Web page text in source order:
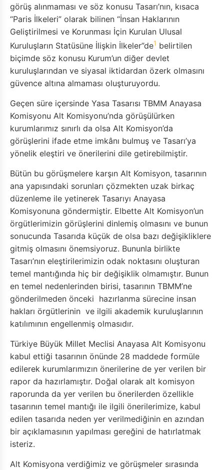
görüş alınmaması ve söz konusu Tasarı’nın, kısaca
“Paris İlkeleri” olarak bilinen “İnsan Haklarının
Geliştirilmesi ve Korunması İçin Kurulan Ulusal
Kuruluşların Statüsüne İlişkin İlkeler”de1 belirtilen
biçimde söz konusu Kurum’un diğer devlet
kuruluşlarından ve siyasal iktidardan özerk olmasını
güvence altına almaması oluşturuyordu.
Geçen süre içersinde Yasa Tasarısı TBMM Anayasa
Komisyonu Alt Komisyonu’nda görüşülürken
kurumlarımız sınırlı da olsa Alt Komisyon’da
görüşlerini ifade etme imkânı bulmuş ve Tasarı’ya
yönelik eleştiri ve önerilerini dile getirebilmiştir.
Bütün bu görüşmelere karşın Alt Komisyon, tasarının
ana yapısındaki sorunları çözmekten uzak birkaç
düzenleme ile yetinerek Tasarıyı Anayasa
Komisyonuna göndermiştir. Elbette Alt Komisyon’un
örgütlerimizin görüşlerini dinlemiş olmasını ve bunun
sonucunda Tasarıda küçük de olsa bazı değişikliklere
gitmiş olmasını önemsiyoruz. Bununla birlikte
Tasarı’nın eleştirilerimizin odak noktasını oluşturan
temel mantığında hiç bir değişiklik olmamıştır. Bunun
en temel nedenlerinden birisi, tasarının TBMM’ne
gönderilmeden önceki hazırlanma sürecine insan
hakları örgütlerinin ve ilgili akademik kuruluşlarının
katılımının engellenmiş olmasıdır.
Türkiye Büyük Millet Meclisi Anayasa Alt Komisyonu
kabul ettiği tasarının önünde 28 maddede formüle
edilerek kurumlarımızın önerilerine de yer verilen bir
rapor da hazırlamıştır. Doğal olarak alt komisyon
raporunda da yer verilen bu önerilerden özellikle
tasarının temel mantığı ile ilgili önerilerimize, kabul
edilen tasarıda neden yer verilmediğinin en azından
bir açıklamasının yapılması gereğini de hatırlatmak
isteriz.
Alt Komisyona verdiğimiz ve görüşmeler sırasında